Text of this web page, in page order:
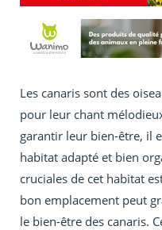
Les canaris sont des
pour leur chant
garantir leur bien-être, il
habitat adapté et bien
cruciales de cet habitat
bon emplacement peut
le bien-être des canaris.